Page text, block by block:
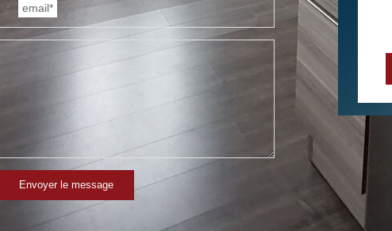
email*
Envoyer le message